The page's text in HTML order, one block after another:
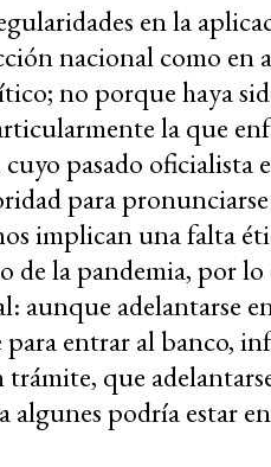
en la
nacional como en
no porque haya
la que
pasado oficialista
para
implican una falta
de la pandemia, por
aunque adelantarse
entrar al banco,
que
algunes podría estar